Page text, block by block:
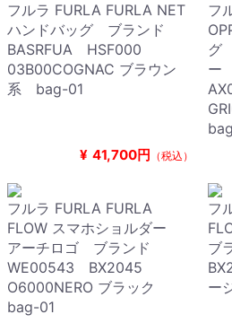
フルラ FURLA FURLA NET
ハンドバッグ ブランド
BASRFUA HSF000
03B00COGNAC ブラウン
系 bag-01
¥ 41,700円 （税込）
フ
グ
ー
フルラ FURLA FURLA
FLOW スマホショルダー
アーチロゴ ブランド
WE00543 BX2045
O6000NERO ブラック
bag-01
フ
ブ
ー